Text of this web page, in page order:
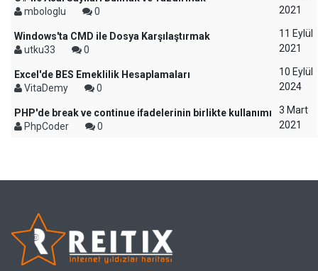
mbologlu
0
2021
Windows'ta CMD ile Dosya Karşılaştırmak
utku33
0
11 Eylül
2021
Excel'de BES Emeklilik Hesaplamaları
VitaDemy
0
10 Eylül
2024
PHP'de break ve continue ifadelerinin birlikte kullanımı
PhpCoder
0
3 Mart
2021